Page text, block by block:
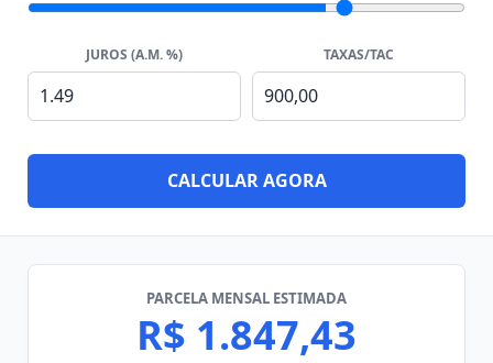
JUROS (A.M. %) TAXAS/TAC
CALCULAR AGORA
PARCELA MENSAL ESTIMADA
R$ 1.847,43